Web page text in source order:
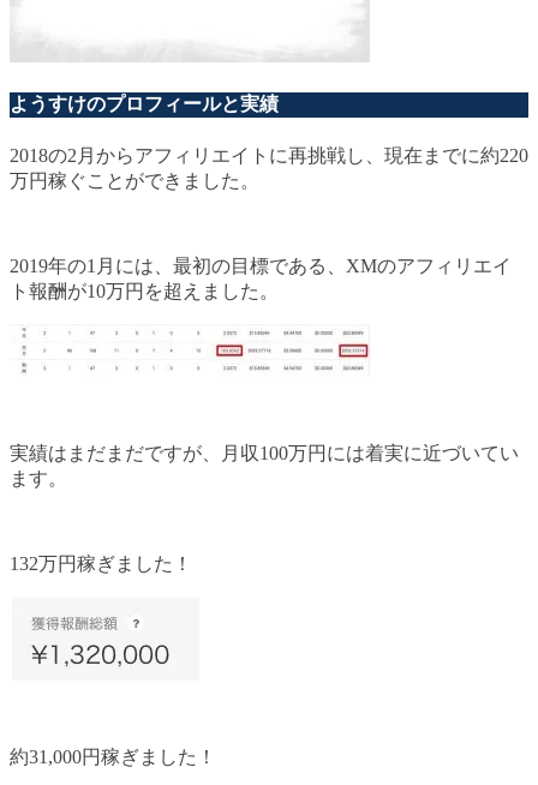
ようすけのプロフィールと実績
2018の2月からアフィリエイトに再挑戦し、現在までに約220
万円稼ぐことができました。
2019年の1月には、最初の目標である、XMのアフィリエイ
ト報酬が10万円を超えました。
実績はまだまだですが、月収100万円には着実に近づいてい
ます。
132万円稼ぎました！
約31,000円稼ぎました！